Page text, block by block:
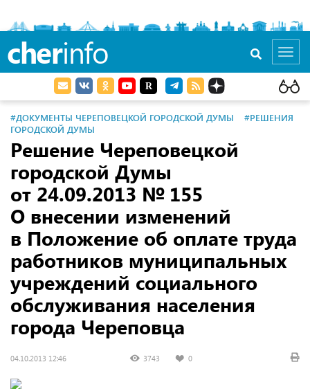
cherinfo
#ДОКУМЕНТЫ ЧЕРЕПОВЕЦКОЙ ГОРОДСКОЙ ДУМЫ
#РЕШЕНИЯ
ГОРОДСКОЙ ДУМЫ
Решение Череповецкой
городской Думы
от 24.09.2013 № 155
О внесении изменений
в Положение об оплате труда
работников муниципальных
учреждений социального
обслуживания населения
города Череповца
04.10.2013 12:46 3743 0